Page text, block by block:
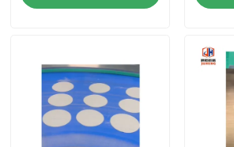
Các sản phẩm
Về chúng tôi